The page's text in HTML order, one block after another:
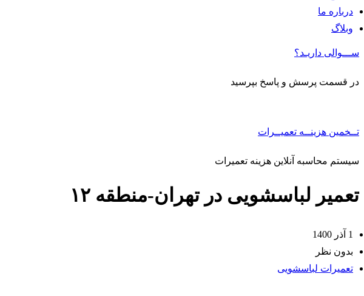
درباره ما
وبلاگ
ســـوالی داریـد؟
در قسمت پرسش و پاسخ بپرسید
تــخمین هزینــه تعمیــرات
سیستم محاسبه آنلاین هزینه تعمیرات
تعمیر لباسشویی در تهران-منطقه ۱۲
1 آذر 1400
بدون نظر
تعمیرات لباسشویی